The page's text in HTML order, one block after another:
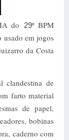
do 29º BPM
usado em jogos
da Costa
clandestina de
farto material
de papel,
bobinas
caderno com